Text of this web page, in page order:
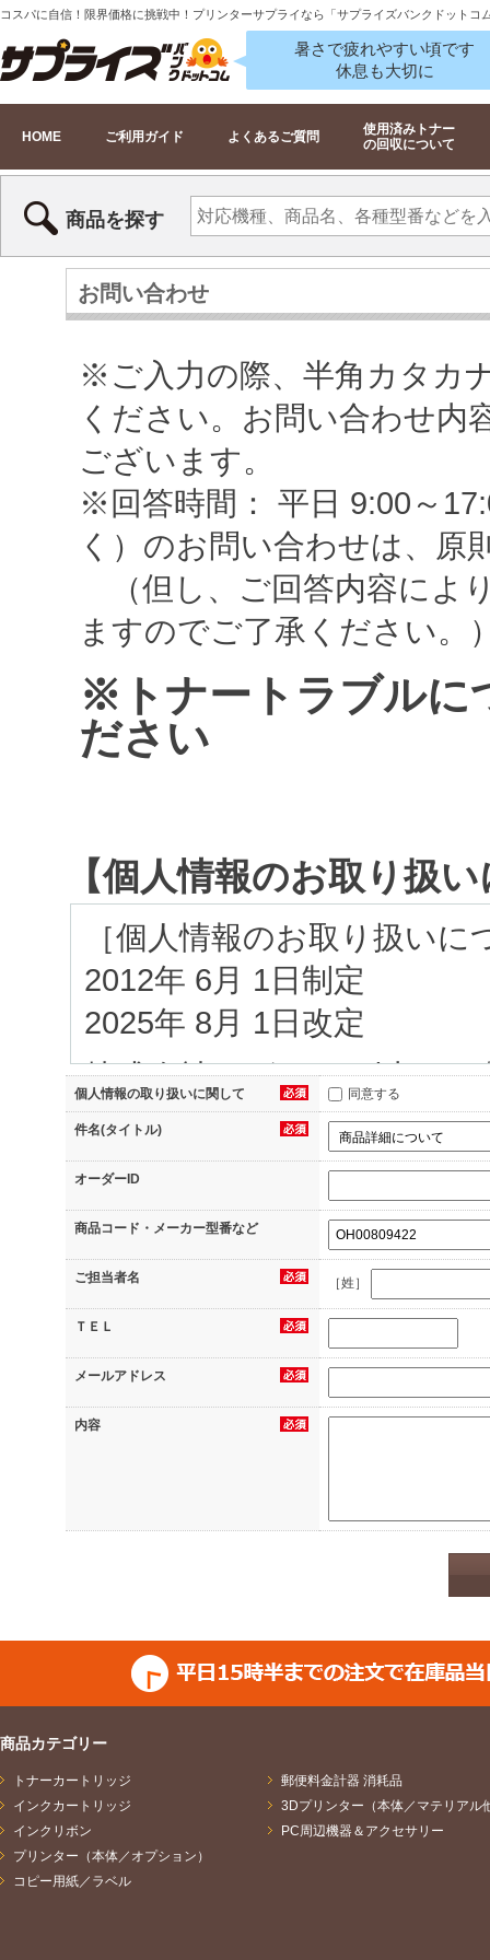
コスパに自信！限界価格に挑戦中！プリンターサプライなら「サプライズバンクドットコ
暑さで疲れやすい頃です
休息も大切に
HOME ご利用ガイド よくあるご質問
使用済みトナー
の回収について
商品を探す
お問い合わせ
※ご入力の際、半角カタカ
ください。お問い合わせ内
ございます。
※回答時間： 平日 9:00～
く）のお問い合わせは、原
（但し、ご回答内容によ
ますのでご了承ください。
※トナートラブルに
ださい
【個人情報のお取り扱
［個人情報のお取り扱いに
2012年 6月 1日制定
2025年 8月 1日改定
株式会社イグアス（以下、
当社へのお問合せ、（2）
（3）資料のダウンロード
信のお申込み、（5）当サ
録、（6）アンケートへの
へのご応募、（7）その他
等の際に当社にご提供いた
に可能な限り管理し保護す
1.個人情報の利用目的
いた目的に応じて次のと
し、他の利用はいたしませ
ご請求のあった資料の送
答、並びに商品・サービス
（2）セミナー・イベント
セミナー・イベントの運営
ビスやセミナー・イベント
計処理、商品・サービスの
個人情報の取り扱いに関して 同意する
件名(タイトル)
オーダーID
商品コード・メーカー型番など
ご担当者名 ［姓］
ＴＥＬ
メールアドレス
内容
商品カテゴリー
トナーカートリッジ
インクカートリッジ
インクリボン
プリンター（本体／オプション）
コピー用紙／ラベル
郵便料金計器 消耗品
3Dプリンター（本体／マテリアル
PC周辺機器＆アクセサリー